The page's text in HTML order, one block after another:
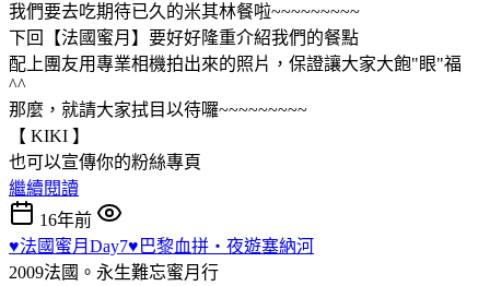
我們要去吃期待已久的米其林餐啦~~~~~~~~~
下回【法國蜜月】要好好隆重介紹我們的餐點
配上團友用專業相機拍出來的照片，保證讓大家大飽"眼"福
^^
那麼，就請大家拭目以待囉~~~~~~~~~
【 KIKI 】
也可以宣傳你的粉絲專頁
繼續閱讀
16年前
♥法國蜜月Day7♥巴黎血拼‧夜遊塞納河
2009法國。永生難忘蜜月行